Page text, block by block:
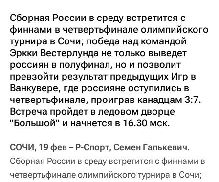
Сборная России в среду встретится с
финнами в четвертьфинале олимпийского
турнира в Сочи; победа над командой
Эркки Вестерлунда не только выведет
россиян в полуфинал, но и позволит
превзойти результат предыдущих Игр в
Ванкувере, где россияне оступились в
четвертьфинале, проиграв канадцам 3:7.
Встреча пройдет в ледовом дворце
"Большой" и начнется в 16.30 мск.
СОЧИ, 19 фев – Р-Спорт, Семен Галькевич.
Сборная России в среду встретится с финнами в
четвертьфинале олимпийского турнира в Сочи;